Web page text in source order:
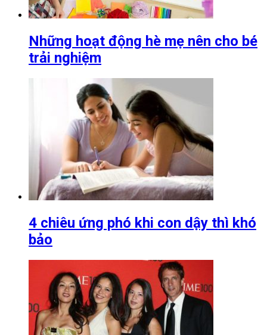
Những hoạt động hè mẹ nên cho bé
trải nghiệm
4 chiêu ứng phó khi con dậy thì khó
bảo